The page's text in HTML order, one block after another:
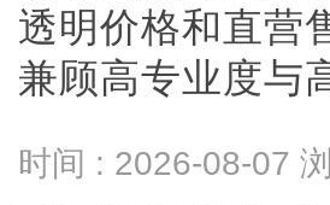
透明价格和直营
兼顾高专业度与
时间 : 2026-08-07